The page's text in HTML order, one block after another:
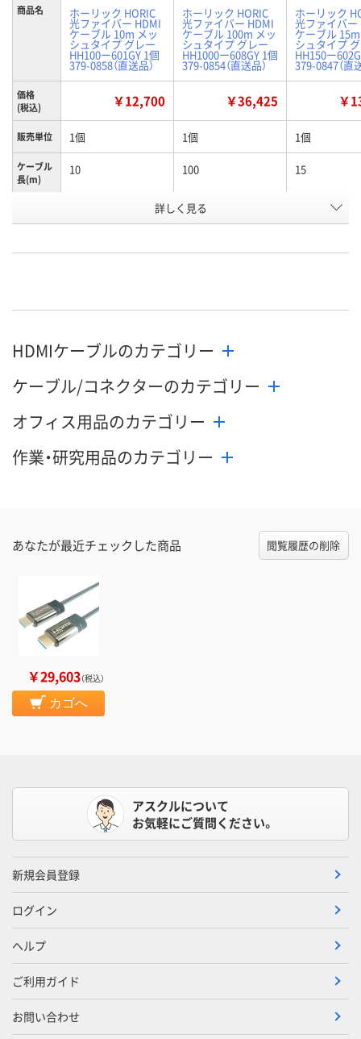
商品名 ホーリック HORIC
光ファイバー HDMI
ケーブル 10m メッ
シュタイプ グレー
HH100ー601GY 1個
379-0858（直送品）
ホーリック HORIC
光ファイバー HDMI
ケーブル 100m メッ
シュタイプ グレー
HH1000ー608GY 1個
379-0854（直送品）
ホーリック
光ファイバー
ケーブル
シュタイプ
HH150ー
379-0847（直
価格
(税込)
￥12,700 ￥36,425 ￥
販売単位 1個 1個 1個
ケーブル
長(m)
10 100 15
HE24551 HE24559
カゴへ カゴへ
詳しく見る
HDMIケーブルのカテゴリー
ケーブル/コネクターのカテゴリー
オフィス用品のカテゴリー
作業・研究用品のカテゴリー
あなたが最近チェックした商品 閲覧履歴の削除
￥29,603（税込）
カゴへ
アスクルについて
お気軽にご質問ください。
新規会員登録
ログイン
ヘルプ
ご利用ガイド
お問い合わせ